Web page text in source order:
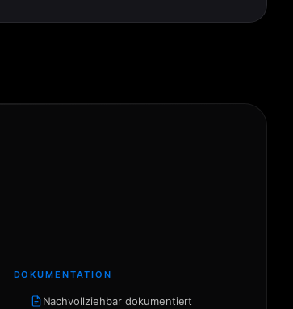
DOKUMENTATION
Nachvollziehbar dokumentiert